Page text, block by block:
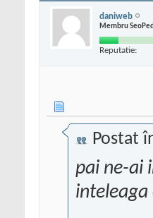
daniweb
Membru
Reputatie:
Postat
pai ne-ai
inteleaga